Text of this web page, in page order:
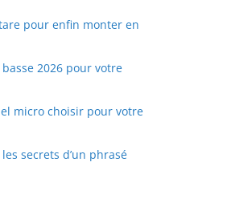
pour enfin monter en
2026 pour votre
micro choisir pour votre
secrets d’un phrasé